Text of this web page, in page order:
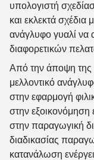
υπολογιστή
και εκλεκτά σχέδια
ανάγλυφο γυαλί να
διαφορετικών
Από την άποψη της
μελλοντικό
στην εφαρμογή
στην
στην παραγωγική
διαδικασίας
κατανάλωση